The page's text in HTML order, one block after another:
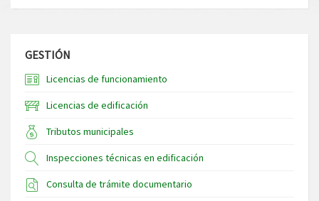
GESTIÓN
Licencias de funcionamiento
Licencias de edificación
Tributos municipales
Inspecciones técnicas en edificación
Consulta de trámite documentario